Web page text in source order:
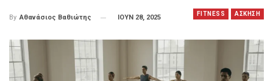
FITNESS ΑΣΚΗΣΗ
By Αθανάσιος Βαθιώτης ΙΟΥΝ 28, 2025